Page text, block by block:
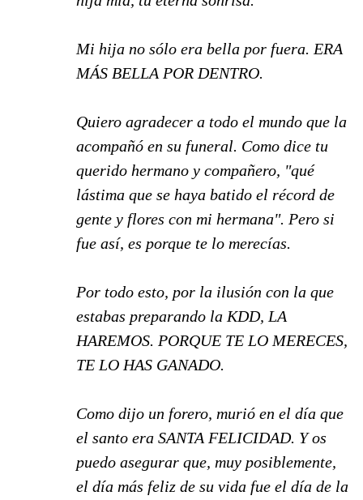
Mi hija no sólo era bella por fuera. ERA
MÁS BELLA POR DENTRO.
Quiero agradecer a todo el mundo que la
acompañó en su funeral. Como dice tu
querido hermano y compañero, "qué
lástima que se haya batido el récord de
gente y flores con mi hermana". Pero si
fue así, es porque te lo merecías.
Por todo esto, por la ilusión con la que
estabas preparando la KDD, LA
HAREMOS. PORQUE TE LO MERECES,
TE LO HAS GANADO.
Como dijo un forero, murió en el día que
el santo era SANTA FELICIDAD. Y os
puedo asegurar que, muy posiblemente,
el día más feliz de su vida fue el día de la